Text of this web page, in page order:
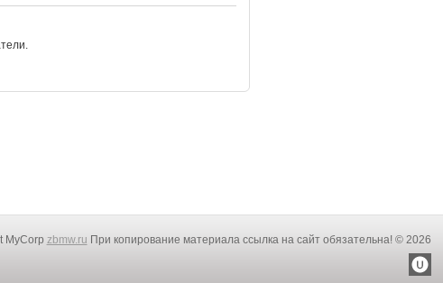
MyCorp zbmw.ru При копирование материала ссылка на сайт обязательна! © 2026